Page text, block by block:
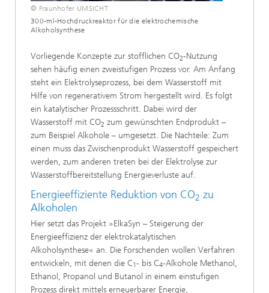
© Fraunhofer UMSICHT
300-ml-Hochdruckreaktor für die elektrochemische
Alkoholsynthese
Vorliegende Konzepte zur stofflichen CO2-Nutzung
sehen häufig einen zweistufigen Prozess vor. Am Anfang
steht ein Elektrolyseprozess, bei dem Wasserstoff mit
Hilfe von regenerativem Strom hergestellt wird. Es folgt
ein katalytischer Prozessschritt. Dabei wird der
Wasserstoff mit CO2 zum gewünschten Endprodukt –
zum Beispiel Alkohole – umgesetzt. Die Nachteile: Zum
einen muss das Zwischenprodukt Wasserstoff gespeichert
werden, zum anderen treten bei der Elektrolyse zur
Wasserstoffbereitstellung Energieverluste auf.
Energieeffiziente Reduktion von CO2 zu
Alkoholen
Hier setzt das Projekt »ElkaSyn – Steigerung der
Energieeffizienz der elektrokatalytischen
Alkoholsynthese« an. Die Forschenden wollen Verfahren
entwickeln, mit denen die C1 - bis C4-Alkohole Methanol,
Ethanol, Propanol und Butanol in einem einstufigen
Prozess direkt mittels erneuerbarer Energie,